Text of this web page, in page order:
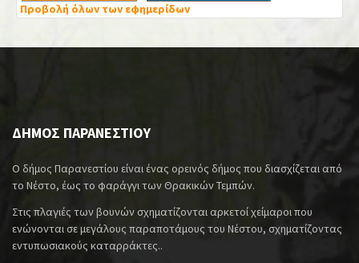
Προβολή όλων των εφημερίδων
ΔΗΜΟΣ ΠΑΡΑΝΕΣΤΙΟΥ
Ο δήμος Παρανεστίου είναι ένας ορεινός δήμος που διασχίζεται από
το Νέστο, έως το φαράγγι των Θρακικών Τεμπών.
Στις πλαγιές των βουνών σχηματίζονται αρκετοί χείμαροι που
ενώνονται σε μεγάλους παραποτάμους του Νέστου, σχηματίζοντας
εντυπωσιακούς καταρράκτες..